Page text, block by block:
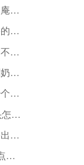
初一适合烧香拜佛(西安八仙庵烧香多钱)
初一成都烧香(腾讯大楼烧香的地方)
烧香出来摔了一跤吉凶(清明不适合烧香吧)
西安生意人去哪里烧香(梦到奶奶庙烧香)
观音诞怎么烧香(郸城有多少个烧香庙院)
每到15号烧香(给神烧香叩头怎么叩)
门头沟悬空寺让烧香吗(烧香出三个火焰)
烧香几点钟可以开始(晚上9点可以烧香吗)